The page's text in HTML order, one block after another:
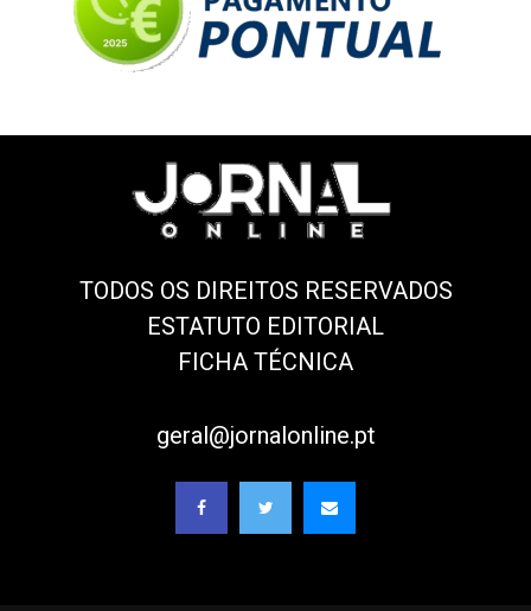
TODOS OS DIREITOS RESERVADOS
ESTATUTO EDITORIAL
FICHA TÉCNICA
geral@jornalonline.pt